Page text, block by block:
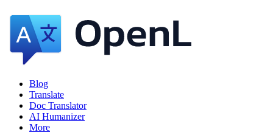
Blog
Translate
Doc Translator
AI Humanizer
More